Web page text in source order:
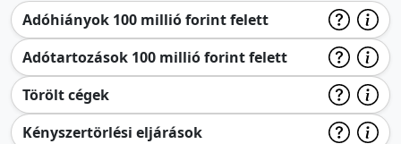
Adóhiányok 100 millió forint felett
Adótartozások 100 millió forint felett
Törölt cégek
Kényszertörlési eljárások